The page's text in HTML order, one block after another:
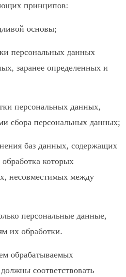
принципов:
основы;
персональных данных
заранее определенных и
персональных данных,
сбора персональных данных;
баз данных, содержащих
которых
несовместимых между
персональные данные,
их обработки.
обрабатываемых
соответствовать